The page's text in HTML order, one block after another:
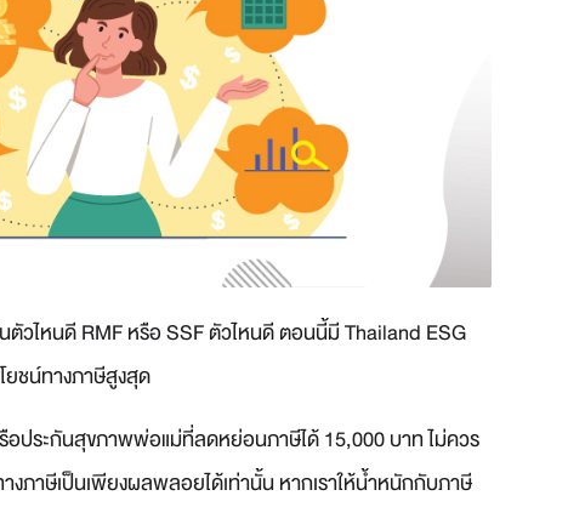
ตัวไหนดี RMF หรือ SSF ตัวไหนดี ตอนนี้มี Thailand ESG
ยชน์ทางภาษีสูงสุด
ประกันสุขภาพพ่อแม่ที่ลดหย่อนภาษีได้ 15,000 บาท ไม่ควร
ภาษีเป็นเพียงผลพลอยได้เท่านั้น หากเราให้น้ำหนักกับภาษี